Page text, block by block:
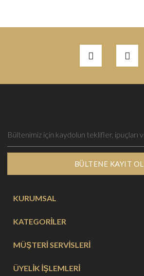
BÜLTENE KAYIT OL
KURUMSAL
KATEGORİLER
MÜŞTERİ SERVİSLERİ
ÜYELİK İŞLEMLERİ